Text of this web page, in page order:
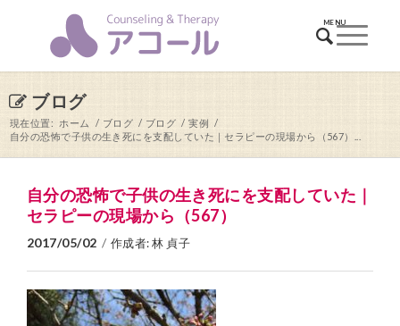
ブログ
現在位置: ホーム / ブログ / ブログ / 実例 /
自分の恐怖で子供の生き死にを支配していた｜セラピーの現場から（567）...
自分の恐怖で子供の生き死にを支配していた｜
セラピーの現場から（567）
2017/05/02 / 作成者:林 貞子